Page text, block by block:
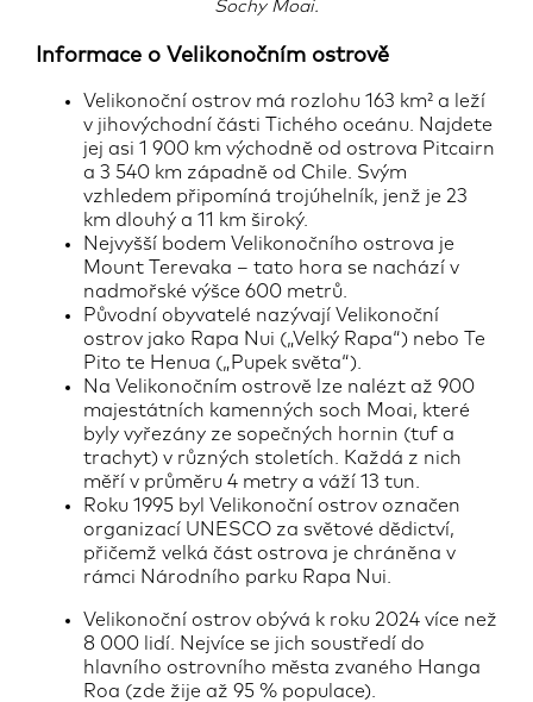
pobyt na Velikonoční ostrovpečlivě naplánujte,
Autor: Iveta Reinisch
01.06.2024
Sochy Moai.
Informace o Velikonočním ostrově
Velikonoční ostrov má rozlohu 163 km² a leží
v jihovýchodní části Tichého oceánu. Najdete
jej asi 1 900 km východně od ostrova Pitcairn
a 3 540 km západně od Chile. Svým
vzhledem připomíná trojúhelník, jenž je 23
km dlouhý a 11 km široký.
Nejvyšší bodem Velikonočního ostrova je
Mount Terevaka – tato hora se nachází v
nadmořské výšce 600 metrů.
Původní obyvatelé nazývají Velikonoční
ostrov jako Rapa Nui („Velký Rapa“) nebo Te
Pito te Henua („Pupek světa“).
Na Velikonočním ostrově lze nalézt až 900
majestátních kamenných soch Moai, které
byly vyřezány ze sopečných hornin (tuf a
trachyt) v různých stoletích. Každá z nich
měří v průměru 4 metry a váží 13 tun.
Roku 1995 byl Velikonoční ostrov označen
organizací UNESCO za světové dědictví,
přičemž velká část ostrova je chráněna v
rámci Národního parku Rapa Nui.
Velikonoční ostrov obývá k roku 2024 více než
8 000 lidí. Nejvíce se jich soustředí do
hlavního ostrovního města zvaného Hanga
Roa (zde žije až 95 % populace).